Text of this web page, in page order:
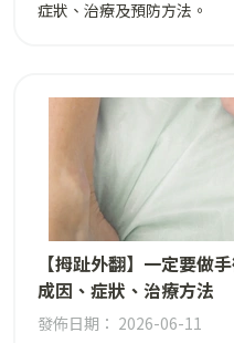
症狀、治療及預防方法。
【拇趾外翻】一定要做
成因、症狀、治療方法
發佈日期： 2026-06-11